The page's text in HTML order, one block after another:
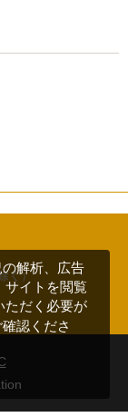
く）
解析、広告
サイトを閲覧
ただく必要が
確認くださ